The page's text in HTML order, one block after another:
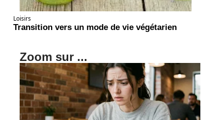
Loisirs
Transition vers un mode de vie végétarien
Zoom sur ...